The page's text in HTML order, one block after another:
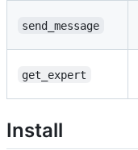
send_message
get_expert
Install